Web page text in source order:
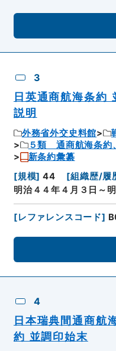
3
日英通商航海条約
説明
外務省外交史料館
５類 通商航海条約
新条約彙纂
[規模] 44 [組織歴/履
明治４４年４月３日～
[レファレンスコード]
4
日本瑞典間通商航
約 並調印始末